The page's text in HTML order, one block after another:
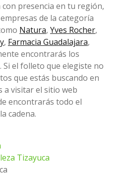
presencia en tu región,
de la categoría
Natura, Yves Rocher,
, Farmacia Guadalajara,
encontrarás los
Si el folleto que elegiste no
que estás buscando en
a visitar el sitio web
encontrarás todo el
cadena.
Tizayuca